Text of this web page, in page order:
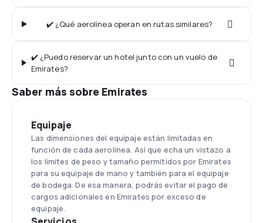
✔️ ¿Qué aerolínea operan en rutas similares?
✔️ ¿Puedo reservar un hotel junto con un vuelo de
Emirates?
Saber más sobre Emirates
Equipaje
Las dimensiones del equipaje están limitadas en
función de cada aerolínea. Así que echa un vistazo a
los límites de peso y tamaño permitidos por Emirates
para su equipaje de mano y también para el equipaje
de bodega. De esa manera, podrás evitar el pago de
cargos adicionales en Emirates por exceso de
equipaje.